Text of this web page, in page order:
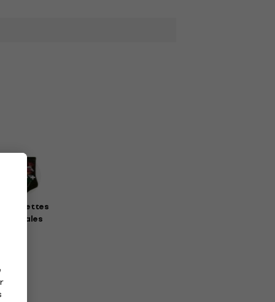
musicales